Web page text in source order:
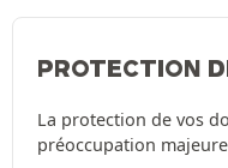
PROTECTION
La protection de vos
préoccupation